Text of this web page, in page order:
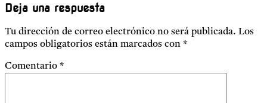
Deja una respuesta
Tu dirección de correo electrónico no será publicada. Los
campos obligatorios están marcados con *
Comentario *